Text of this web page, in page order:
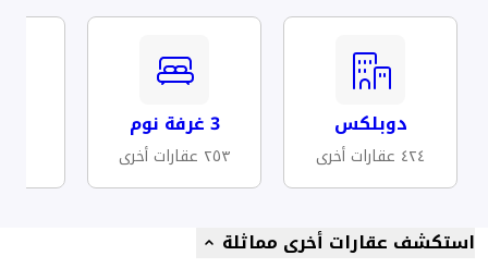
دوبلكس
٤٢٤ عقارات أخرى
3 غرفة نوم
٢٥٣ عقارات أخرى
استكشف عقارات أخرى مماثلة